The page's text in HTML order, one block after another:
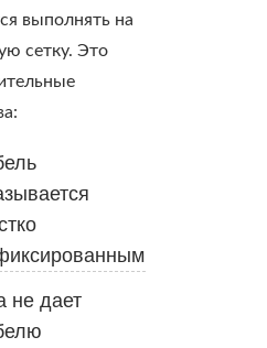
выполнять на
сетку. Это
не дает